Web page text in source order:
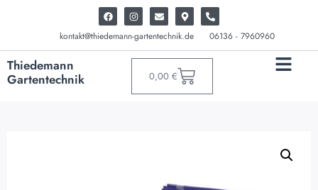
kontakt@thiedemann-gartentechnik.de 06136 - 7960960
Thiedemann
Gartentechnik
0,00 €